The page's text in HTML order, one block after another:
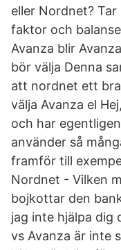
eller Nordnet?
faktor och
Avanza blir
bör välja Denna
att nordnet ett
välja Avanza el
och har
använder så
framför till
Nordnet - Vilken
bojkottar den
jag inte hjälpa dig
vs Avanza är inte